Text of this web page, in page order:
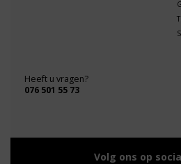
Heeft u vragen?
076 501 55 73
Volg ons op